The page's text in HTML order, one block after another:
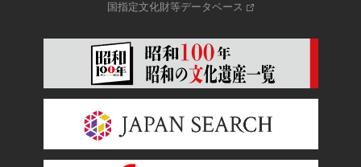
国指定文化財等データベース